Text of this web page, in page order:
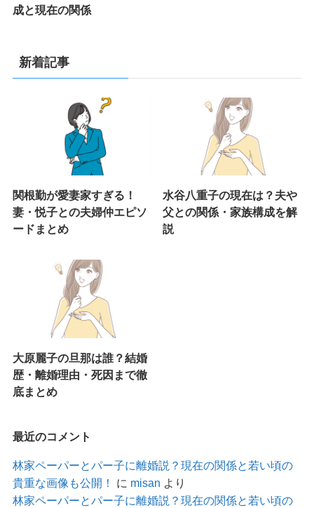
成と現在の関係
新着記事
関根勤が愛妻家すぎる！
妻・悦子との夫婦仲エピソ
ードまとめ
水谷八重子の現在は？夫や
父との関係・家族構成を解
説
大原麗子の旦那は誰？結婚
歴・離婚理由・死因まで徹
底まとめ
最近のコメント
林家ペーパーとパー子に離婚説？現在の関係と若い頃の
貴重な画像も公開！
に misan より
林家ペーパーとパー子に離婚説？現在の関係と若い頃の